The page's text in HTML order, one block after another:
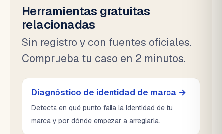
Herramientas gratuitas
relacionadas
Sin registro y con fuentes oficiales.
Comprueba tu caso en 2 minutos.
Diagnóstico de identidad de marca →
Detecta en qué punto falla la identidad de tu
marca y por dónde empezar a arreglarla.